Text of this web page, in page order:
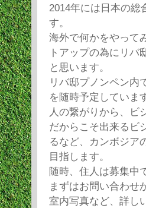
2014年には日本の総
す。
海外で何かをやって
トアップの為にリ
と思います。
リバ邸プノンペン内
を随時予定していま
人の繋がりから、ビ
だからこそ出来るビ
るなど、カンボジア
目指します。
随時、住人は募集中
まずはお問い合わせ
室内写真など、詳し